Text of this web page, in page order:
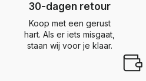
30-dagen retour
Koop met een gerust
hart. Als er iets misgaat,
staan wij voor je klaar.